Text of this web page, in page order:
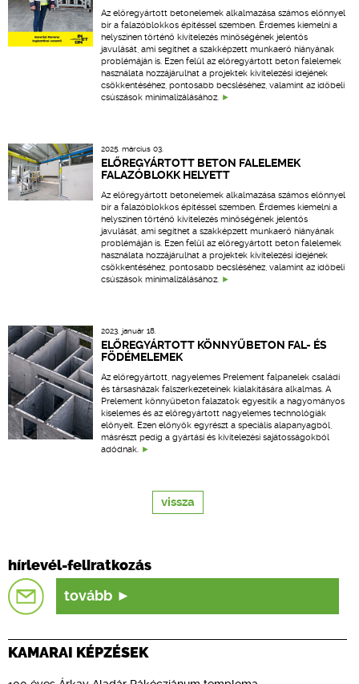
Az előregyártott betonelemek alkalmazása számos előnnyel
bír a falazóblokkos építéssel szemben. Érdemes kiemelni a
helyszínen történő kivitelezés minőségének jelentős
javulását, ami segíthet a szakképzett munkaerő hiányának
problémáján is. Ezen felül az előregyártott beton falelemek
használata hozzájárulhat a projektek kivitelezési idejének
csökkentéséhez, pontosabb becsléséhez, valamint az időbeli
csúszások minimalizálásához.
2025. március 03.
ELŐREGYÁRTOTT BETON FALELEMEK
FALAZÓBLOKK HELYETT
Az előregyártott betonelemek alkalmazása számos előnnyel
bír a falazóblokkos építéssel szemben. Érdemes kiemelni a
helyszínen történő kivitelezés minőségének jelentős
javulását, ami segíthet a szakképzett munkaerő hiányának
problémáján is. Ezen felül az előregyártott beton falelemek
használata hozzájárulhat a projektek kivitelezési idejének
csökkentéséhez, pontosabb becsléséhez, valamint az időbeli
csúszások minimalizálásához.
2023. január 18.
ELŐREGYÁRTOTT KÖNNYŰBETON FAL- ÉS
FÖDÉMELEMEK
Az előregyártott, nagyelemes Prelement falpanelek családi
és társasházak falszerkezeteinek kialakítására alkalmas. A
Prelement könnyűbeton falazatok egyesítik a hagyományos
kiselemes és az előregyártott nagyelemes technológiák
előnyeit. Ezen előnyök egyrészt a speciális alapanyagból,
másrészt pedig a gyártási és kivitelezési sajátosságokból
adódnak.
vissza
hírlevél-feliratkozás
tovább
KAMARAI KÉPZÉSEK